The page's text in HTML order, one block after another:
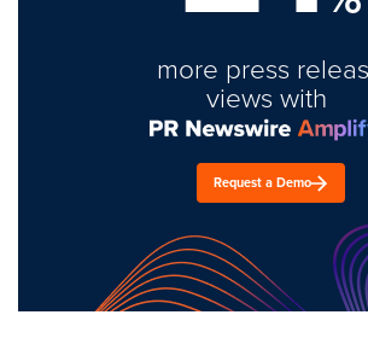
more press
views with
Request a Demo